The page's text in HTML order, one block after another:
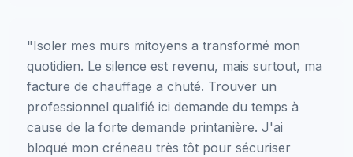
"Isoler mes murs mitoyens a transformé mon
quotidien. Le silence est revenu, mais surtout, ma
facture de chauffage a chuté. Trouver un
professionnel qualifié ici demande du temps à
cause de la forte demande printanière. J'ai
bloqué mon créneau très tôt pour sécuriser